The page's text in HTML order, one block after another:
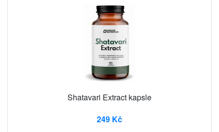
Shatavari Extract kapsle
249 Kč